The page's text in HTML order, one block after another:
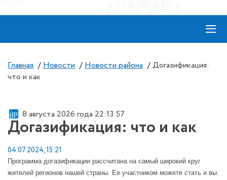
≡
Главная / Новости / Новости района / Догазификация:
что и как
8 августа 2026 года 22:13:57
Догазификация: что и как
04.07.2024, 15:21
Программа догазификации рассчитана на самый широкий круг
жителей регионов нашей страны. Ее участником можете стать и вы.